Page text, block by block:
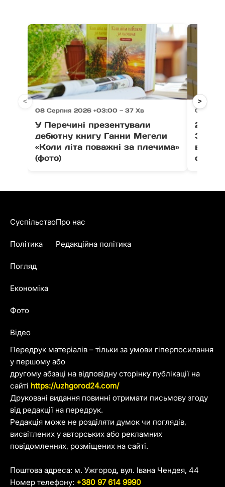
08 Серпня 2026 +03:00 — 37 Хв
У Перечині презентували
дебютну книгу Ганни Мегели
«Коли літа поважні за плечима»
(фото)
08
21
< >
Передрук матеріалів – тільки за умови гіперпосилання
у першому або
другому абзаці на відповідну сторінку публікації на
сайті https://uzhgorod24.com/
Друковані видання повинні отримати письмову згоду
від редакції на передрук.
Редакція може не розділяти думок чи поглядів,
висвітлених у авторських або рекламних
повідомленнях, розміщених на сайті.
Поштова адреса: м. Ужгород, вул. Івана Чендея, 44
Номер телефону: +380 97 614 9990
Суспільство
Політика
Погляд
Економіка
Фото
Відео
Про нас
Редакційна політика